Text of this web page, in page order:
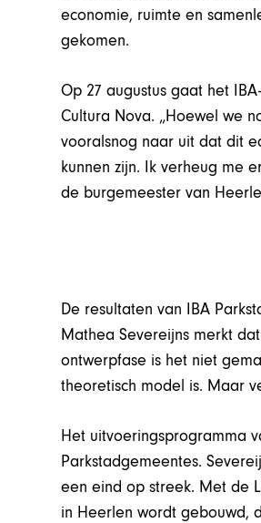
economie, ruimte en
gekomen.
Op 27 augustus gaat het
Cultura Nova. „Hoewel we
vooralsnog naar uit dat dit
kunnen zijn. Ik verheug me
de burgemeester van
De resultaten van IBA
Mathea Severeijns merkt
ontwerpfase is het niet
theoretisch model is. Maar
Het uitvoeringsprogramma
Parkstadgemeentes.
een eind op streek. Met de
in Heerlen wordt gebouwd,